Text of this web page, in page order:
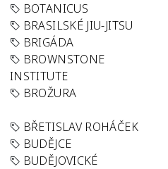
BOTANICUS
BRASILSKÉ JIU-JITSU
BRIGÁDA
BROWNSTONE
INSTITUTE
BROŽURA
BŘETISLAV ROHÁČEK
BUDĚJCE
BUDĚJOVICKÉ